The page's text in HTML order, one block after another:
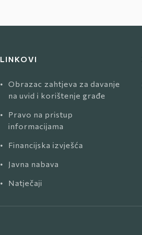
LINKOVI
•
Obrazac zahtjeva za davanje
na uvid i korištenje građe
•
Pravo na pristup
informacijama
• Financijska izvješća
• Javna nabava
• Natječaji